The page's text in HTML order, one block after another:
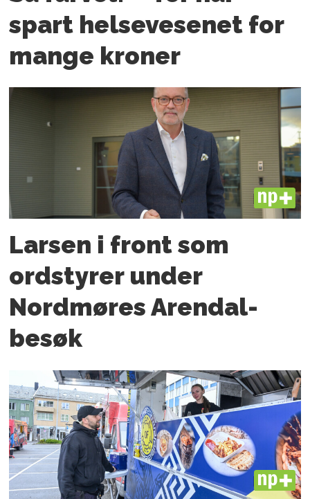
spart helsevesenet for
mange kroner
PLUS
Larsen i front som
ordstyrer under
Nordmøres Arendal-
besøk
PLUS